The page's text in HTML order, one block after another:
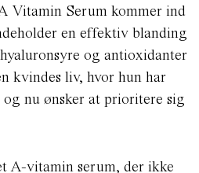
Vitamin Serum kommer ind
en effektiv blanding
og antioxidanter
kvindes liv, hvor hun har
nu ønsker at prioritere sig
A-vitamin serum, der ikke